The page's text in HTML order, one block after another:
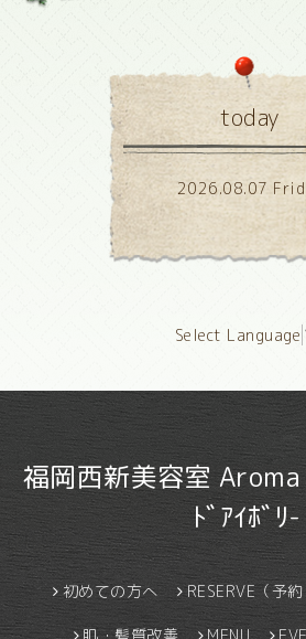
today
2026.08.07
Select Language
福岡西新美容室
ﾄﾞｱｲﾎﾞﾘ-
初めての方へ RESERVE（予約